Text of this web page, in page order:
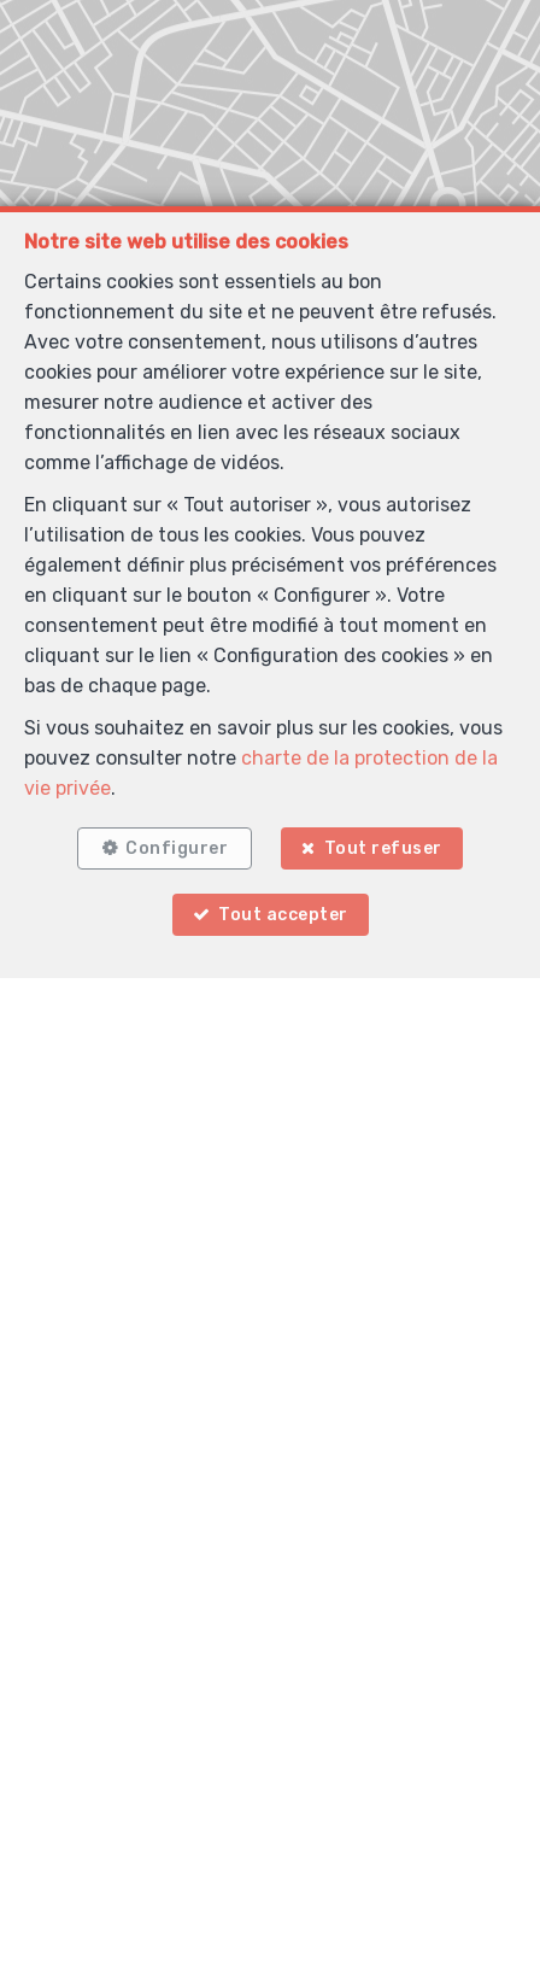
Localiser sur la carte
Notre site web utilise des cookies
Certains cookies sont essentiels au bon
fonctionnement du site et ne peuvent être refusés.
Avec votre consentement, nous utilisons d’autres
cookies pour améliorer votre expérience sur le site,
mesurer notre audience et activer des
fonctionnalités en lien avec les réseaux sociaux
comme l’affichage de vidéos.
En cliquant sur « Tout autoriser », vous autorisez
l’utilisation de tous les cookies. Vous pouvez
également définir plus précisément vos préférences
en cliquant sur le bouton « Configurer ». Votre
consentement peut être modifié à tout moment en
cliquant sur le lien « Configuration des cookies » en
bas de chaque page.
Si vous souhaitez en savoir plus sur les cookies, vous
pouvez consulter notre charte de la protection de la
vie privée.
Configurer Tout refuser
Tout accepter